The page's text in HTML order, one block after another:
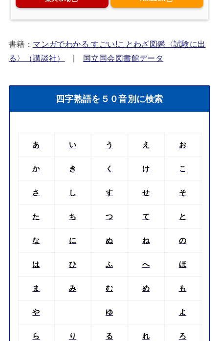
書籍： マンガでわかる すごい!ことわざ図鑑〈試験に出
る〉（講談社）
| 国立国会図書館データ
四字熟語を５０音別に検索
あ い う え お
か き く け こ
さ し す せ そ
た ち つ て と
な に ぬ ね の
は ひ ふ へ ほ
ま み む め も
や ゆ よ
ら り る れ ろ